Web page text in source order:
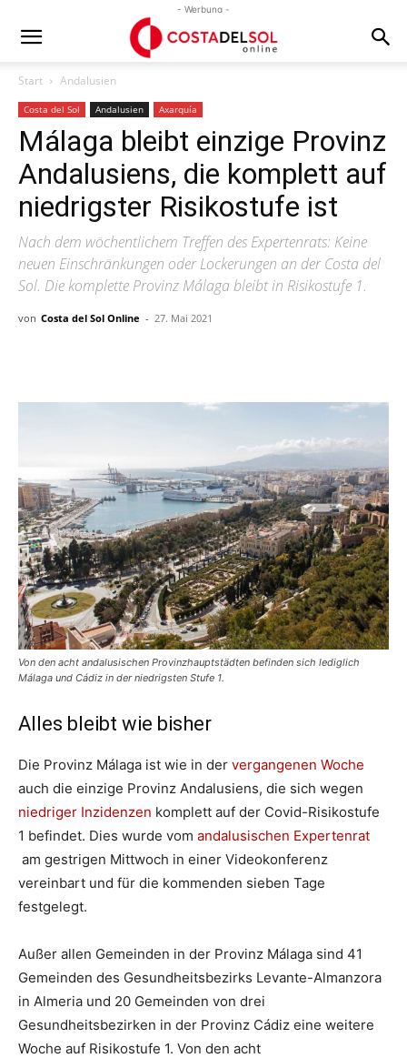
- Werbung -
Start Andalusien
Costa del Sol Andalusien Axarquía
Málaga bleibt einzige Provinz
Andalusiens, die komplett auf
niedrigster Risikostufe ist
Nach dem wöchentlichem Treffen des Expertenrats: Keine
neuen Einschränkungen oder Lockerungen an der Costa del
Sol. Die komplette Provinz Málaga bleibt in Risikostufe 1.
von Costa del Sol Online - 27. Mai 2021
Von den acht andalusischen Provinzhauptstädten befinden sich lediglich
Málaga und Cádiz in der niedrigsten Stufe 1.
Alles bleibt wie bisher
Die Provinz Málaga ist wie in der vergangenen Woche
auch die einzige Provinz Andalusiens, die sich wegen
niedriger Inzidenzen komplett auf der Covid-Risikostufe
1 befindet. Dies wurde vom andalusischen Expertenrat
am gestrigen Mittwoch in einer Videokonferenz
vereinbart und für die kommenden sieben Tage
festgelegt.
Außer allen Gemeinden in der Provinz Málaga sind 41
Gemeinden des Gesundheitsbezirks Levante-Almanzora
in Almeria und 20 Gemeinden von drei
Gesundheitsbezirken in der Provinz Cádiz eine weitere
Woche auf Risikostufe 1. Von den acht